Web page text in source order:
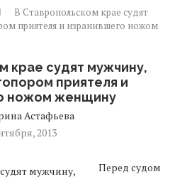
В Ставропольском крае судят
приятеля и изранившего ножом
крае судят мужчину,
приятеля и
ножом женщину
Астафьева
2013
Перед судом